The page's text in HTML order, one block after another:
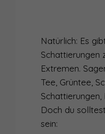
Natürlich: Es
Schattierungen
Extremen.
Tee, Grüntee,
Doch du
sein: